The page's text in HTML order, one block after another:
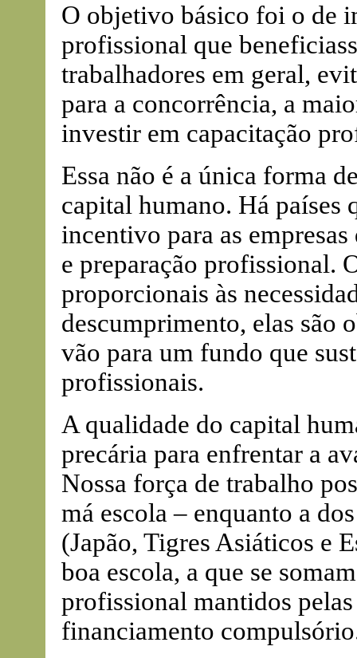
O objetivo básico foi o de
profissional que
trabalhadores em geral,
para a concorrência, a
investir em capacitação
Essa não é a única forma
capital humano. Há países
incentivo para as
e preparação profissional.
proporcionais às
descumprimento, elas são
vão para um fundo que
profissionais.
A qualidade do capital
precária para enfrentar a
Nossa força de trabalho
má escola – enquanto a
(Japão, Tigres Asiáticos e
boa escola, a que se
profissional mantidos
financiamento